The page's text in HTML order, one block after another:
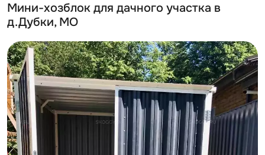
Мини-хозблок для дачного участка в
д.Дубки, МО